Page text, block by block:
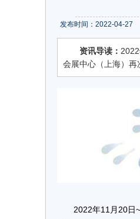
发布时间：2022-04-27
资讯导读：
会展中心（上海）再
2022年11月20日